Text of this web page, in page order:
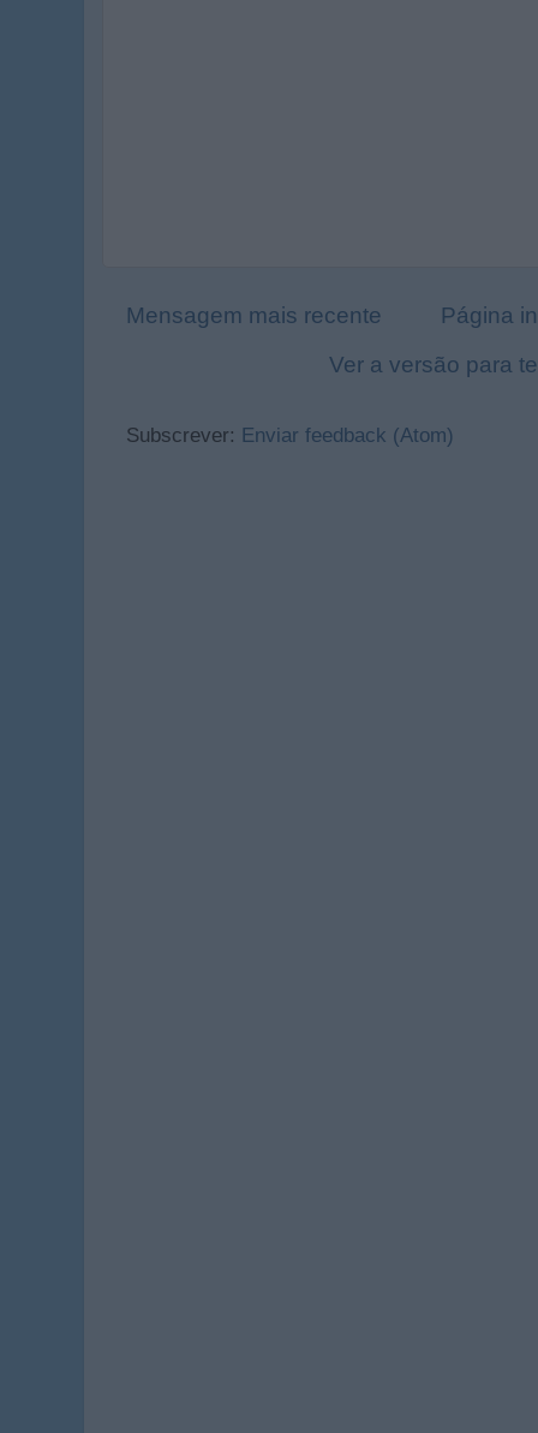
Mensagem mais recente
Página
Ver a versão para
Subscrever: Enviar feedback (Atom)